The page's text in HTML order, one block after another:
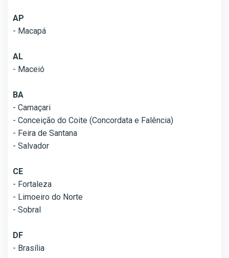
AP
- Macapá
AL
- Maceió
BA
- Camaçari
- Conceição do Coite (Concordata e Falência)
- Feira de Santana
- Salvador
CE
- Fortaleza
- Limoeiro do Norte
- Sobral
DF
- Brasília